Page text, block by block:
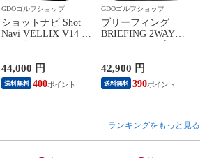
GDOゴルフショップ
ショットナビ Shot
Navi VELLIX V14 ブ
44,000 円
送料無料 400
GDOゴルフショップ
ブリーフィング
BRIEFING 2WAY
010
42,900 円
送料無料 390
ランキングをもっと見る